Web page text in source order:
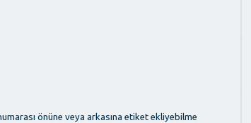
önüne veya arkasına etiket ekliyebilme